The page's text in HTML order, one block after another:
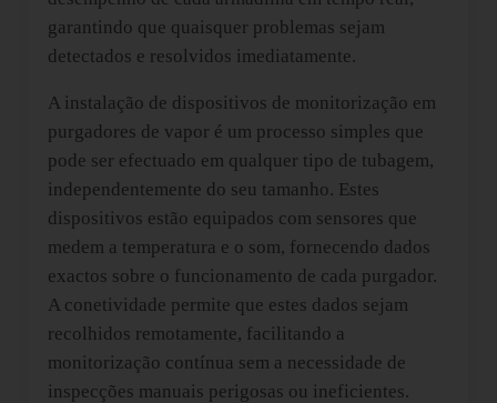
garantindo que quaisquer problemas sejam
detectados e resolvidos imediatamente.
A instalação de dispositivos de monitorização em
purgadores de vapor é um processo simples que
pode ser efectuado em qualquer tipo de tubagem,
independentemente do seu tamanho. Estes
dispositivos estão equipados com sensores que
medem a temperatura e o som, fornecendo dados
exactos sobre o funcionamento de cada purgador.
A conetividade permite que estes dados sejam
recolhidos remotamente, facilitando a
monitorização contínua sem a necessidade de
inspecções manuais perigosas ou ineficientes.